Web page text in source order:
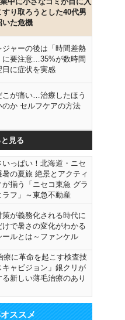
り取ろうとした40代男
いた危機
ジャーの後は「時間差熱
に要注意…35%が数時間
日に症状を実感
こが痛い…治療したほう
のか セルフケアの方法
と見る
いっぱい！北海道・ニセ
暑の夏旅 絶景とアクティ
が揃う「ニセコ東急 グラ
ラフ」～東急不動産
策が義務化される時代に
けで暑さの変化がわかる
ールとは～ファンケル
療に革命を起こす検査技
キャビジョン」銀クリが
る新しい薄毛治療のあり
ススメ